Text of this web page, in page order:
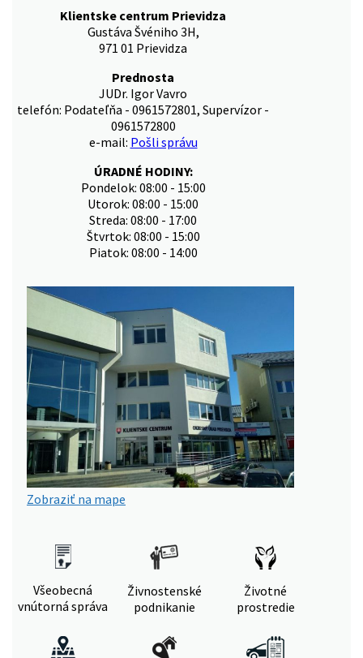
Klientske centrum Prievidza
Gustáva Švéniho 3H,
971 01 Prievidza
Prednosta
JUDr. Igor Vavro
telefón: Podateľňa - 0961572801, Supervízor -
0961572800
e-mail: Pošli správu
ÚRADNÉ HODINY:
Pondelok: 08:00 - 15:00
Utorok: 08:00 - 15:00
Streda: 08:00 - 17:00
Štvrtok: 08:00 - 15:00
Piatok: 08:00 - 14:00
Zobraziť na mape
Všeobecná
vnútorná správa
Živnostenské
podnikanie
Životné
prostredie